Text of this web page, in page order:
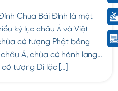
Chùa Bái Đính là một
kỷ lục châu Á và Việt
có tượng Phật bằng
Á, chùa có hành lang
tượng Di lặc […]